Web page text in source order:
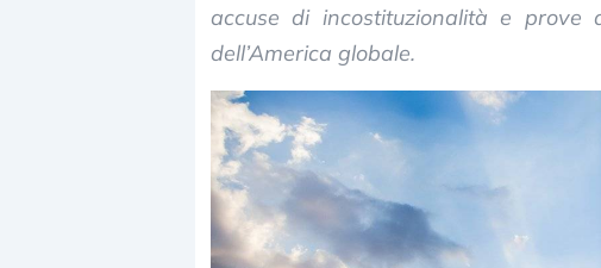
accuse di incostituzionalità e prove
dell’America globale.